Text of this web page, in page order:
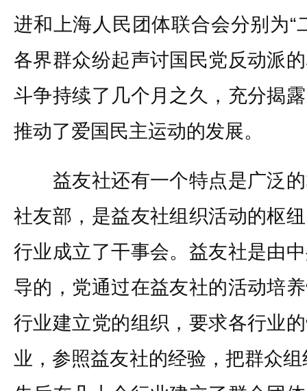
进和上海人民团体联合会分别为“
各界群众纷起声讨国民党反动派
斗争持续了几个月之久，充分揭
推动了爱国民主运动的发展。
益友社还有一个特点是广泛的
社友部，是益友社组织活动的枢
行业成立了干事会。益友社是由
导的，党通过在益友社的活动培
行业建立党的组织，要求各行业
业，参照益友社的经验，把群众